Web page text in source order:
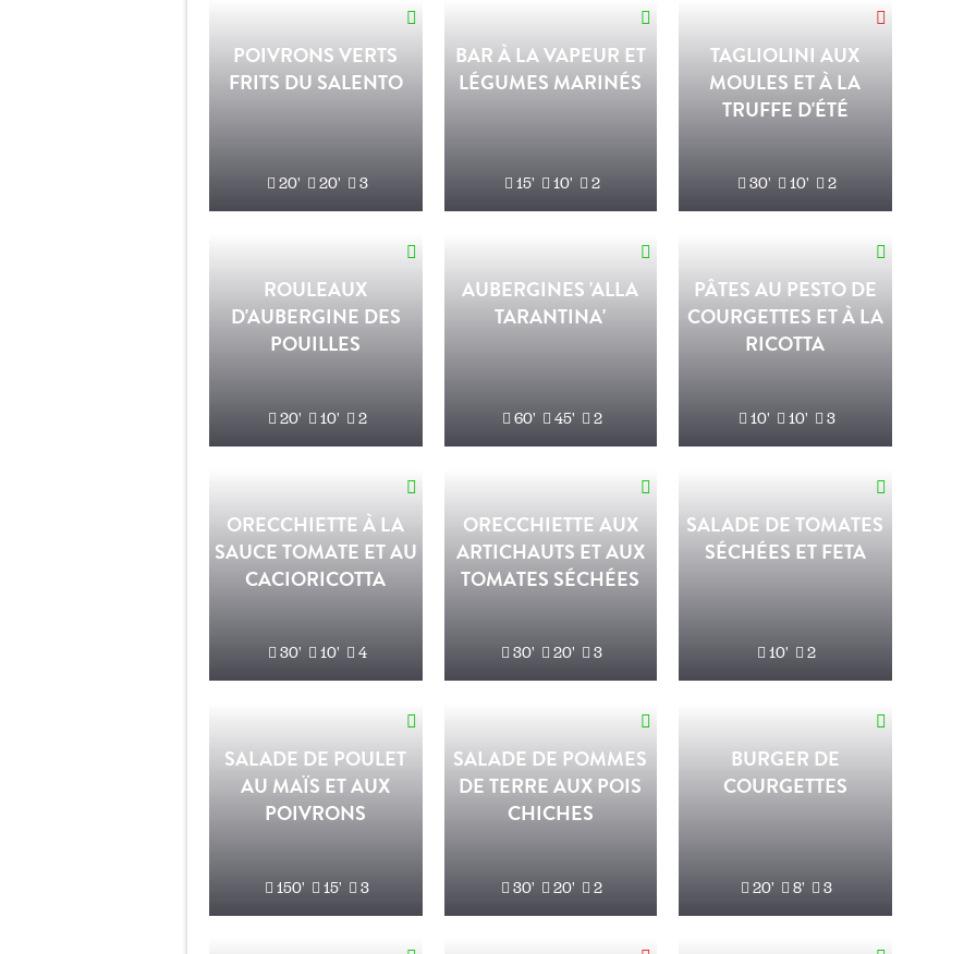
POIVRONS VERTS
FRITS DU SALENTO
20' 20' 3
BAR À LA VAPEUR ET
LÉGUMES MARINÉS
15' 10' 2
TAGLIOLINI AUX
MOULES ET À LA
TRUFFE D'ÉTÉ
30' 10' 2
ROULEAUX
D'AUBERGINE DES
POUILLES
20' 10' 2
AUBERGINES 'ALLA
TARANTINA'
60' 45' 2
PÂTES AU PESTO DE
COURGETTES ET À LA
RICOTTA
10' 10' 3
ORECCHIETTE À LA
SAUCE TOMATE ET AU
CACIORICOTTA
30' 10' 4
ORECCHIETTE AUX
ARTICHAUTS ET AUX
TOMATES SÉCHÉES
30' 20' 3
SALADE DE TOMATES
SÉCHÉES ET FETA
10' 2
SALADE DE POULET
AU MAÏS ET AUX
POIVRONS
150' 15' 3
SALADE DE POMMES
DE TERRE AUX POIS
CHICHES
30' 20' 2
BURGER DE
COURGETTES
20' 8' 3